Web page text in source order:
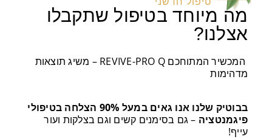
מה מיוחד בטיפול שתקבלו
אצלנו?
המכשיר המתוחכם REVIVE-PRO Q – משיג תוצאות
מדהימות
בבוטיק שלנו אנו גאים במעל 90% הצלחה בטיפולי
פיגמנטציה– גם בסימנים קשים וגם בצלקות ועור
עייף!